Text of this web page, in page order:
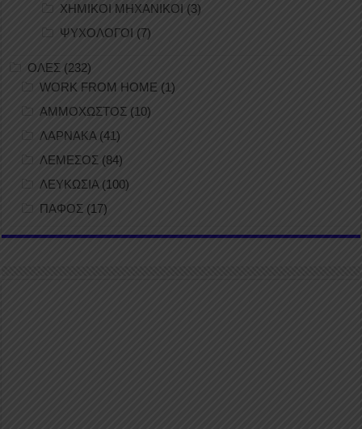
ΧΗΜΙΚΟΙ ΜΗΧΑΝΙΚΟΙ (3)
ΨΥΧΟΛΟΓΟΙ (7)
ΟΛΕΣ (232)
WORK FROM HOME (1)
ΑΜΜΟΧΩΣΤΟΣ (10)
ΛΑΡΝΑΚΑ (41)
ΛΕΜΕΣΟΣ (84)
ΛΕΥΚΩΣΙΑ(100)
ΠΑΦΟΣ (17)